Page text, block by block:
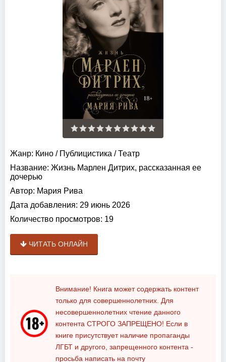
Жанр: Кино / Публицистика /Театр
Название: Жизнь Марлен Дитрих, рассказанная ее
дочерью
Автор: Мария Рива
Дата добавления: 29 июнь 2026
Количество просмотров: 19
ЧИТАТЬ ОНЛАЙН
Внимание! Книга может содержать контент
только для совершеннолетних. Для
несовершеннолетних чтение данного
контента СТРОГО ЗАПРЕЩЕНО! Если в
книге присутствует наличие пропаганды
ЛГБТ и другого, запрещенного контента -
просьба написать на почту